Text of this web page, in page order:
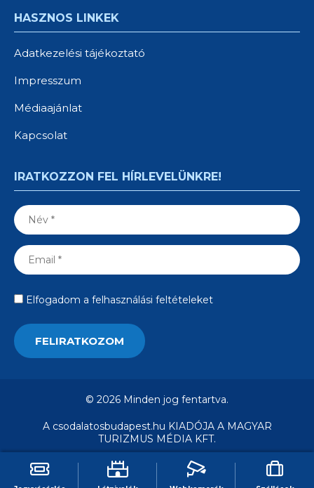
HASZNOS LINKEK
Adatkezelési tájékoztató
Impresszum
Médiaajánlat
Kapcsolat
IRATKOZZON FEL HÍRLEVELÜNKRE!
Elfogadom a felhasználási feltételeket
© 2026 Minden jog fentartva.
A csodalatosbudapest.hu KIADÓJA A MAGYAR
TURIZMUS MÉDIA KFT.